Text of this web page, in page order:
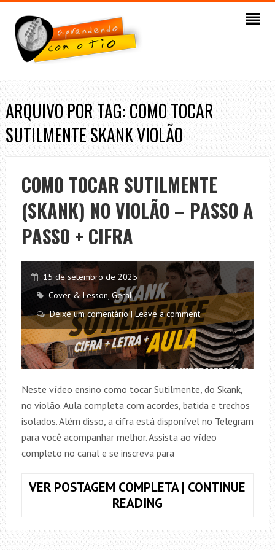
ARQUIVO POR TAG: COMO TOCAR
SUTILMENTE SKANK VIOLÃO
COMO TOCAR SUTILMENTE
(SKANK) NO VIOLÃO – PASSO A
PASSO + CIFRA
15 de setembro de 2025
Cover & Lesson, Geral
Deixe um comentário | Leave a comment
Neste vídeo ensino como tocar Sutilmente, do Skank,
no violão. Aula completa com acordes, batida e trechos
isolados. Além disso, a cifra está disponível no Telegram
para você acompanhar melhor. Assista ao vídeo
completo no canal e se inscreva para
VER POSTAGEM COMPLETA | CONTINUE
READINGCOMO
SUTILMENTE